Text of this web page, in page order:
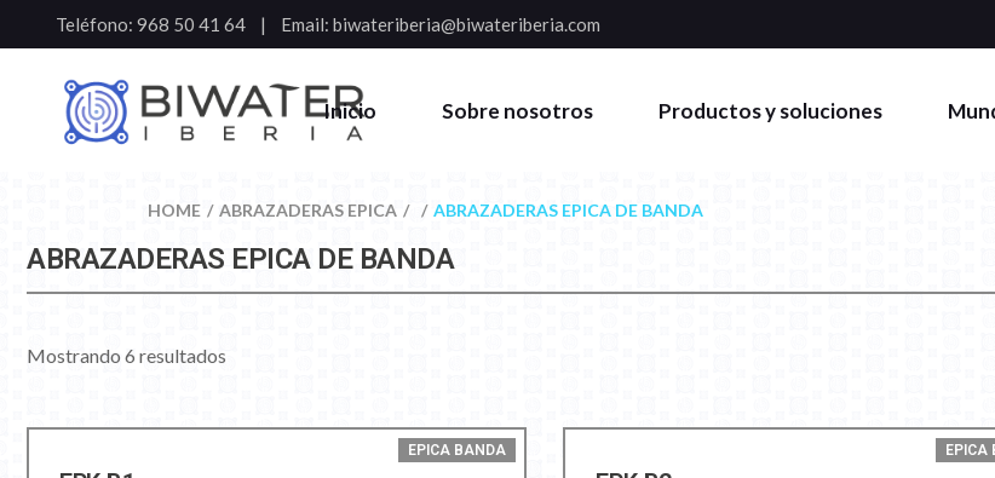
Teléfono: 968 50 41 64 Email: biwateriberia@biwateriberia.com
Inicio Sobre nosotros Productos y soluciones
HOME ABRAZADERAS EPICA ABRAZADERAS EPICA DE BANDA
ABRAZADERAS EPICA DE BANDA
Mostrando 6 resultados
EPICA BANDA EPICA